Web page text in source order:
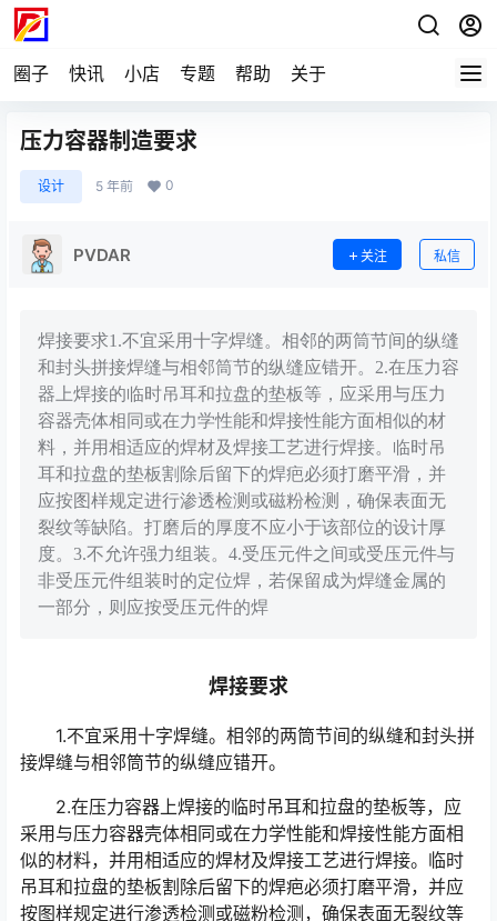
圈子 快讯 小店 专题 帮助 关于
压力容器制造要求
设计 5 年前 0
PVDAR 关注 私信
焊接要求1.不宜采用十字焊缝。相邻的两筒节间的纵缝
和封头拼接焊缝与相邻筒节的纵缝应错开。2.在压力容
器上焊接的临时吊耳和拉盘的垫板等，应采用与压力
容器壳体相同或在力学性能和焊接性能方面相似的材
料，并用相适应的焊材及焊接工艺进行焊接。临时吊
耳和拉盘的垫板割除后留下的焊疤必须打磨平滑，并
应按图样规定进行渗透检测或磁粉检测，确保表面无
裂纹等缺陷。打磨后的厚度不应小于该部位的设计厚
度。3.不允许强力组装。4.受压元件之间或受压元件与
非受压元件组装时的定位焊，若保留成为焊缝金属的
一部分，则应按受压元件的焊
焊接要求
1.不宜采用十字焊缝。相邻的两筒节间的纵缝和封头拼
接焊缝与相邻筒节的纵缝应错开。
2.在压力容器上焊接的临时吊耳和拉盘的垫板等，应
采用与压力容器壳体相同或在力学性能和焊接性能方面相
似的材料，并用相适应的焊材及焊接工艺进行焊接。临时
吊耳和拉盘的垫板割除后留下的焊疤必须打磨平滑，并应
按图样规定进行渗透检测或磁粉检测，确保表面无裂纹等